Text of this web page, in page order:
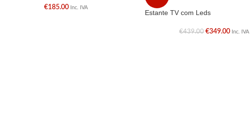
€185.00 Inc. IVA
Estante TV com Leds
€439.00 €349.00 Inc. IVA